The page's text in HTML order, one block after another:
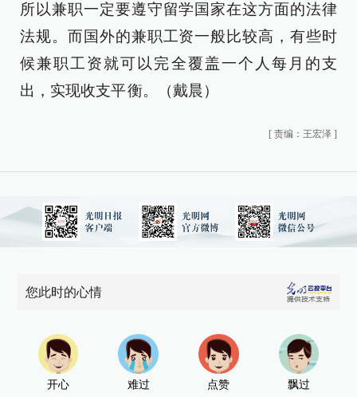
所以兼职一定要遵守留学国家在这方面的法律
法规。而国外的兼职工资一般比较高，有些时
候兼职工资就可以完全覆盖一个人每月的支
出，实现收支平 衡。（戴晨）
[ 责编：王宏泽 ]
您此时的心情
开心 难过 点赞 飘过